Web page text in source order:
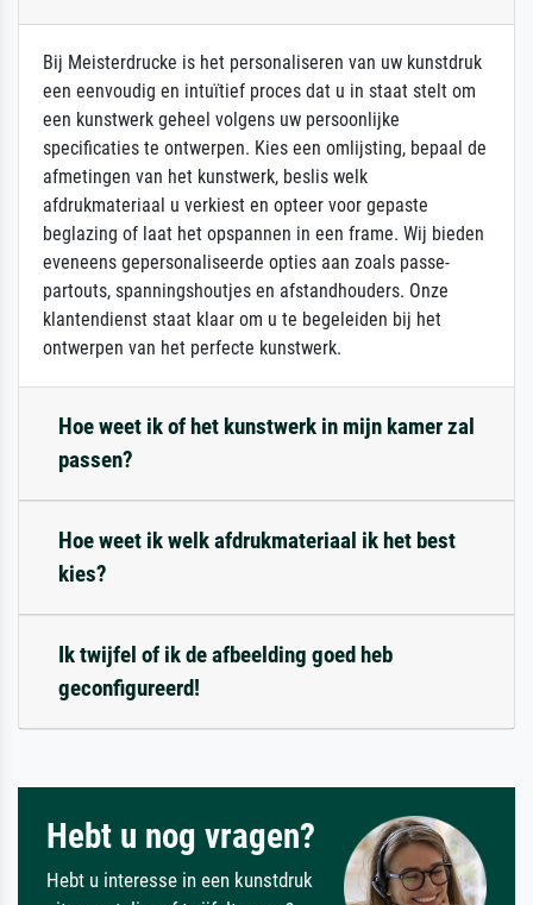
Bij Meisterdrucke is het personaliseren van uw kunstdruk
een eenvoudig en intuïtief proces dat u in staat stelt om
een kunstwerk geheel volgens uw persoonlijke
specificaties te ontwerpen. Kies een omlijsting, bepaal de
afmetingen van het kunstwerk, beslis welk
afdrukmateriaal u verkiest en opteer voor gepaste
beglazing of laat het opspannen in een frame. Wij bieden
eveneens gepersonaliseerde opties aan zoals passe-
partouts, spanningshoutjes en afstandhouders. Onze
klantendienst staat klaar om u te begeleiden bij het
ontwerpen van het perfecte kunstwerk.
Hoe weet ik of het kunstwerk in mijn kamer zal
passen?
Hoe weet ik welk afdrukmateriaal ik het best
kies?
Ik twijfel of ik de afbeelding goed heb
geconfigureerd!
Hebt u nog vragen?
Hebt u interesse in een kunstdruk